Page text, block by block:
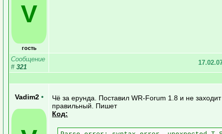
V
гость
Сообщение
# 321
Vadim2 •
Чё за ерунда. Поставил WR-Forum 1.8 и не
правильный. Пишет
Код: